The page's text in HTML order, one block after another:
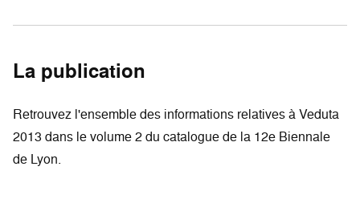
La publication
Retrouvez l'ensemble des informations relatives à Veduta
2013 dans le volume 2 du catalogue de la 12e Biennale
de Lyon.